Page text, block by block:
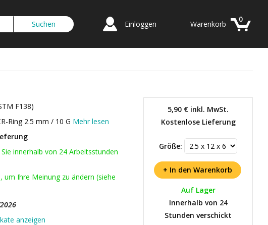
Einloggen
0
Warenkorb
5,90 € inkl. MwSt.
Kostenlose Lieferung
Größe:
Auf Lager
Innerhalb von 24
Stunden verschickt
F138)
Ring 2.5 mm / 10 G Mehr lesen
innerhalb von 24 Arbeitsstunden
um Ihre Meinung zu ändern (siehe
anzeigen